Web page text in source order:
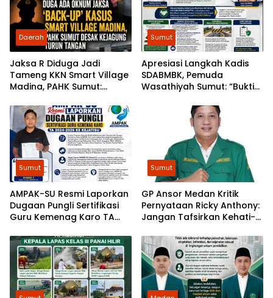
Daerah
Jaksa R Diduga Jadi
Tameng KKN Smart Village
Madina, PAHK Sumut:
Jangan Ada yang Kebal
Hukum!
Sumut
Apresiasi Langkah Kadis
SDABMBK, Pemuda
Wasathiyah Sumut: “Bukti
Berlandaskan Hukum”
Sumut
AMPAK-SU Resmi Laporkan
Dugaan Pungli Sertifikasi
Guru Kemenag Karo TA
Sumut
GP Ansor Medan Kritik
Pernyataan Ricky Anthony:
Jangan Tafsirkan Kehati-
Arogansi